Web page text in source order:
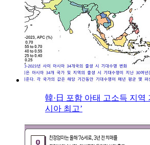
韓·日 포함 아태 고소득 지역
시아 최고’